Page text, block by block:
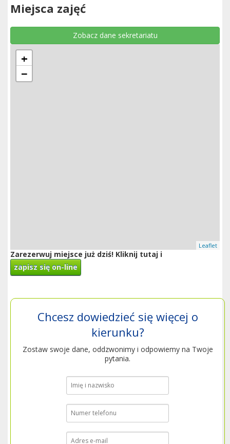
Miejsca zajęć
Zobacz dane sekretariatu
+
−
Leaflet
Zarezerwuj miejsce już dziś! Kliknij tutaj i
zapisz się on-line
Chcesz dowiedzieć się więcej o
kierunku?
Zostaw swoje dane, oddzwonimy i odpowiemy na Twoje
pytania.